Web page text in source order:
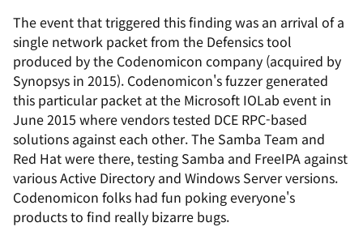
The event that triggered this finding was an arrival of a
single network packet from the Defensics tool
produced by the Codenomicon company (acquired by
Synopsys in 2015). Codenomicon's fuzzer generated
this particular packet at the Microsoft IOLab event in
June 2015 where vendors tested DCE RPC-based
solutions against each other. The Samba Team and
Red Hat were there, testing Samba and FreeIPA against
various Active Directory and Windows Server versions.
Codenomicon folks had fun poking everyone's
products to find really bizarre bugs.